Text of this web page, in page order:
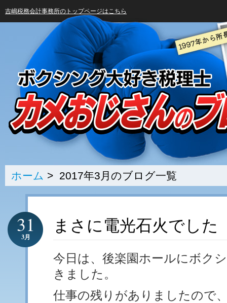
吉嶋税務会計事務所のトップページはこちら
ホーム > 2017年3月のブログ一覧
まさに電光石火でした
31
3月
今日は、後楽園ホールにボク
きました。
仕事の残りがありましたので